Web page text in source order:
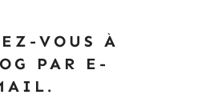
VOUS À
PAR E-